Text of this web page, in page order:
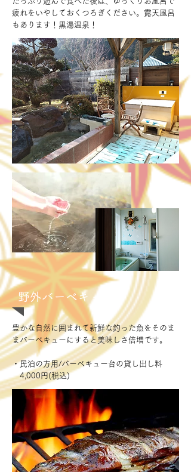
疲れをいやしておくつろぎください。露天風呂
もあります！黒湯温泉！
野外バーベキュー
豊かな自然に囲まれて新鮮な釣った魚をそのま
まバーベキューにすると美味しさ倍増です。
・民泊の方用/バーベキュー台の貸し出し料
4,000円(税込)